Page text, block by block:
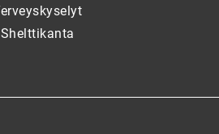
Shelttikanta